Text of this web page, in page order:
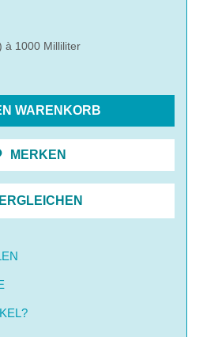
à 1000 Milliliter
WARENKORB
MERKEN